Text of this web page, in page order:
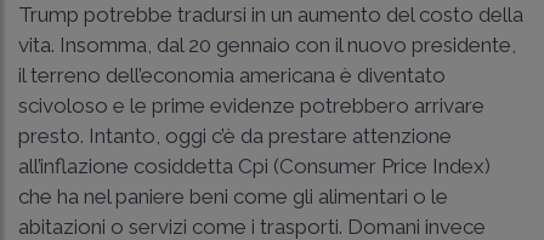
Trump potrebbe tradursi in un aumento del costo della
vita. Insomma, dal 20 gennaio con il nuovo presidente,
il terreno dell’economia americana è diventato
scivoloso e le prime evidenze potrebbero arrivare
presto. Intanto, oggi c’è da prestare attenzione
all’inflazione cosiddetta Cpi (Consumer Price Index)
che ha nel paniere beni come gli alimentari o le
abitazioni o servizi come i trasporti. Domani invece